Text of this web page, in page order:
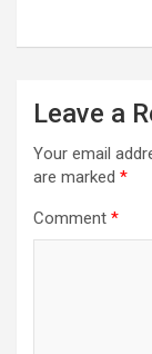
Leave a
Your email
are marked *
Comment *